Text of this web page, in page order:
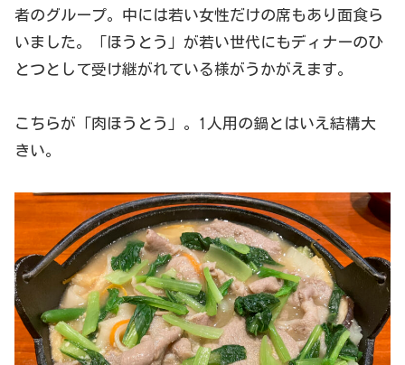
者のグループ。中には若い女性だけの席もあり面食ら
いました。「ほうとう」が若い世代にもディナーのひ
とつとして受け継がれている様がうかがえます。
こちらが「肉ほうとう」。1人用の鍋とはいえ結構大
きい。